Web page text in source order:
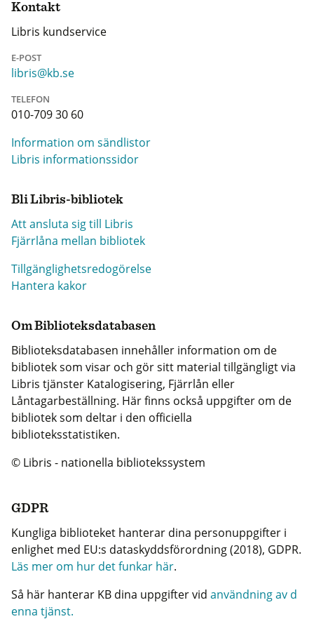
Kontakt
Libris kundservice
E-POST
libris@kb.se
TELEFON
010-709 30 60
Information om sändlistor
Libris informationssidor
Bli Libris-bibliotek
Att ansluta sig till Libris
Fjärrlåna mellan bibliotek
Tillgänglighetsredogörelse
Hantera kakor
Om Biblioteksdatabasen
Biblioteksdatabasen innehåller information om de
bibliotek som visar och gör sitt material tillgängligt via
Libris tjänster Katalogisering, Fjärrlån eller
Låntagarbeställning. Här finns också uppgifter om de
bibliotek som deltar i den officiella
biblioteksstatistiken.
© Libris - nationella bibliotekssystem
GDPR
Kungliga biblioteket hanterar dina personuppgifter i
enlighet med EU:s dataskyddsförordning (2018), GDPR.
Läs mer om hur det funkar här.
Så här hanterar KB dina uppgifter vid användning av d
enna tjänst.